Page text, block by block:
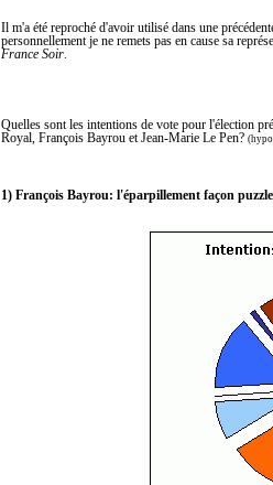
Il m'a été reproché d'avoir utilisé dans une
personnellement je ne remets pas en cause sa
France Soir
Quelles sont les intentions de vote pour l'élection
Royal, François Bayrou et Jean-Marie Le Pen?
1) François Bayrou: l'éparpillement façon puzzle